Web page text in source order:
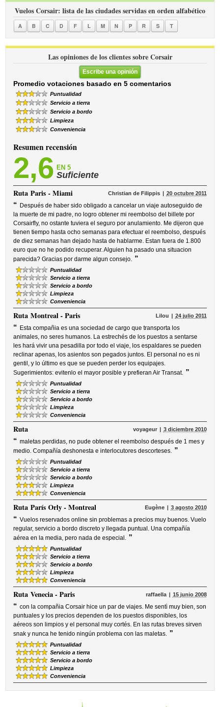
Vuelos Corsair: lista de las ciudades servidas en orden alfabético
A B C D F L M N P R S T
Las opiniones de los clientes sobre Corsair
Escribe una opinión
Promedio votaciones basado en 5 comentarios
Puntualidad
Servicio a tierra
Servicio a bordo
Limpieza
Conveniencia
Resumen recensión
2,6 EN 5
Suficiente
RutaParis - Miami Christian de Filippis 20 octubre 2011
“ Después de haber sido obligado a cancelar un viaje autoseguido de
la muerte de mi padre, no logro obtener mi reembolso del billete por
Corsairfly, no ostante tuviera el seguro por anulamiento. Me dijeron que
tienen tiempo hasta ocho semanas para efectuar el reembolso, después
de diez semanas han dejado hasta de hablarme. Estan fuera de 1.800
euro que no he podido recuperar. Alguien ha pasado una situacion
parecida? Gracias por darme algun consejo. ”
Puntualidad
Servicio a tierra
Servicio a bordo
Limpieza
Conveniencia
RutaMontreal - Paris Lilou 24 julio 2011
“ Esta compañia es una sociedad de cargo que transporta los
animales, no seres humanos. La estrechés de los puestos a sentarse
les hará vivir una pesadilla por todo el viaje, los espaldares se pueden
reclinar apenas, los asientos son pegados juntos. El personal no es ni
gentil, y lo último es que se pueden perder los equipajes.
Sugerimientos: evitenlo el mayor posible y prefieran Air Transat. ”
Puntualidad
Servicio a tierra
Servicio a bordo
Limpieza
Conveniencia
Ruta voyageur 3 diciembre 2010
“ maletas perdidas, no pude obtener el reembolso después de 1 mes y
medio. Compañía deshonesta e interlocutores descorteses. ”
Puntualidad
Servicio a tierra
Servicio a bordo
Limpieza
Conveniencia
RutaParís Orly - Montreal Eugène 3 agosto 2010
“ Vuelos reservados online sin problemas a precios muy buenos. Vuelo
regular, servicio a bordo discreto y llegada puntual. Una compañía
aérea en la media, pero nada de especial. ”
Puntualidad
Servicio a tierra
Servicio a bordo
Limpieza
Conveniencia
RutaVenecia - Paris raffaella 15 junio 2008
“ con la compañia Corsair hice un par de viajes. Me sentì muy bien, son
puntuales y los precios dependen de los puestos disponibles, los
aéreos son limpios y el personal muy cortés. En las rutas breves sirven
snak y nunca he tenido ningún problema con las maletas. ”
Puntualidad
Servicio a tierra
Servicio a bordo
Limpieza
Conveniencia